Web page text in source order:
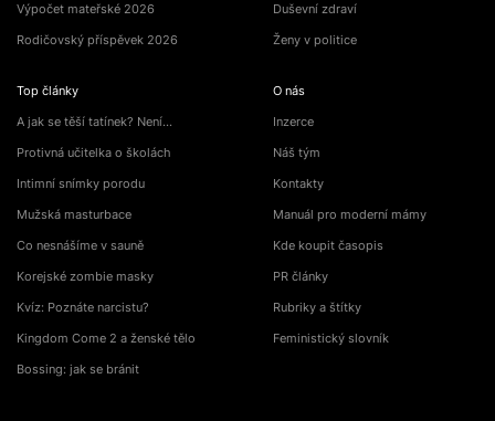
Výpočet mateřské 2026
Rodičovský příspěvek 2026
Top články
A jak se těší tatínek? Není…
Protivná učitelka o školách
Intimní snímky porodu
Mužská masturbace
Co nesnášíme v sauně
Korejské zombie masky
Kvíz: Poznáte narcistu?
Kingdom Come 2 a ženské tělo
Bossing: jak se bránit
Duševní zdraví
Ženy v politice
O nás
Inzerce
Náš tým
Kontakty
Manuál pro moderní mámy
Kde koupit časopis
PR články
Rubriky a štítky
Feministický slovník